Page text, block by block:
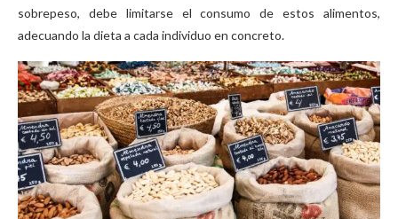
sobrepeso, debe limitarse el consumo de estos alimentos,
adecuando la dieta a cada individuo en concreto.